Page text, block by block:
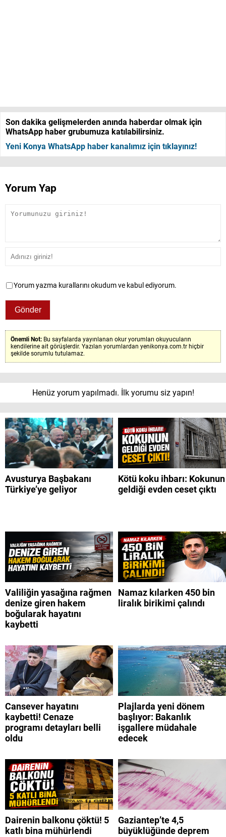
Son dakika gelişmelerden anında haberdar olmak için
WhatsApp haber grubumuza katılabilirsiniz.
Yeni Konya WhatsApp haber kanalımız için tıklayınız!
Yorum Yap
Yorum yazma kurallarını okudum ve kabul ediyorum.
Önemli Not: Bu sayfalarda yayınlanan okur yorumları okuyucuların
kendilerine ait görüşlerdir. Yazılan yorumlardan yenikonya.com.tr hiçbir
şekilde sorumlu tutulamaz.
Henüz yorum yapılmadı. İlk yorumu siz yapın!
Avusturya Başbakanı
Türkiye’ye geliyor
Kötü koku ihbarı: Kokunun
geldiği evden ceset çıktı
Valiliğin yasağına rağmen
denize giren hakem
boğularak hayatını
kaybetti
Namaz kılarken 450 bin
liralık birikimi çalındı
Cansever hayatını
kaybetti! Cenaze
programı detayları belli
oldu
Plajlarda yeni dönem
başlıyor: Bakanlık
işgallere müdahale
edecek
Dairenin balkonu çöktü! 5
katlı bina mühürlendi
Gaziantep’te 4,5
büyüklüğünde deprem